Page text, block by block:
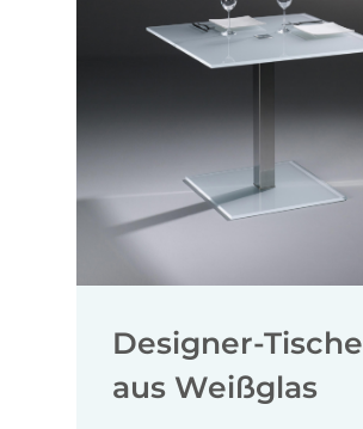
Designer-Tische
aus Weißglas